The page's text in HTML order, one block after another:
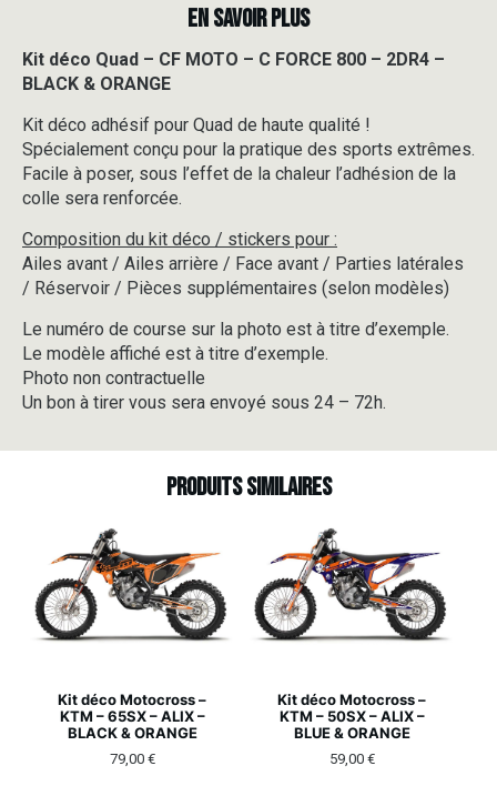
-
C
800
-
2DR4
-
BLACK
&
ORANGE
EN SAVOIR PLUS
Kit déco Quad – CF MOTO – C FORCE 800 – 2DR4 –
BLACK & ORANGE
Kit déco adhésif pour Quad de haute qualité !
Spécialement conçu pour la pratique des sports extrêmes.
Facile à poser, sous l’effet de la chaleur l’adhésion de la
colle sera renforcée.
Composition du kit déco / stickers pour :
Ailes avant / Ailes arrière / Face avant / Parties latérales
/ Réservoir / Pièces supplémentaires (selon modèles)
Le numéro de course sur la photo est à titre d’exemple.
Le modèle affiché est à titre d’exemple.
Photo non contractuelle
Un bon à tirer vous sera envoyé sous 24 – 72h.
Produits similaires
Kit déco Motocross –
KTM – 65SX – ALIX –
BLACK & ORANGE
79,00 €
Kit déco Motocross –
KTM – 50SX – ALIX –
BLUE & ORANGE
59,00 €